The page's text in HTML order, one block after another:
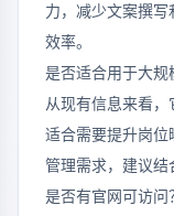
力，减少文案撰
效率。
是否适合用于大规
从现有信息来看，
适合需要提升岗
管理需求，建议结
是否有官网可访问